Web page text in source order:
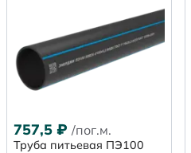
757,5 ₽ /пог.м.
Труба питьевая ПЭ100